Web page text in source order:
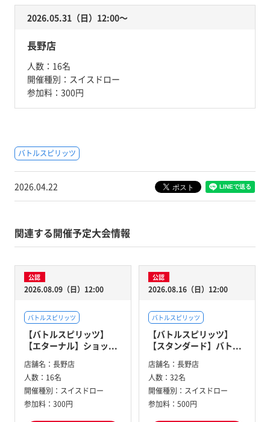
2026.05.31（日）12:00〜
長野店
人数： 16名
開催種別： スイスドロー
参加料： 300円
バトルスピリッツ
2026.04.22
関連する開催予定大会情報
公認
2026.08.09（日）12:00
バトルスピリッツ
【バトルスピリッツ】
【エターナル】ショッ...
店舗名： 長野店
人数： 16名
開催種別： スイスドロー
参加料： 300円
公認
2026.08.16（日）12:00
バトルスピリッツ
【バトルスピリッツ】
【スタンダード】バト...
店舗名： 長野店
人数： 32名
開催種別： スイスドロー
参加料： 500円